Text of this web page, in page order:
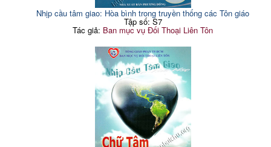
Nhịp cầu tâm giao: Hòa bình trong truyền thống các Tôn giáo
Tập số: S7
Tác giả: Ban mục vụ Đối Thoại Liên Tôn